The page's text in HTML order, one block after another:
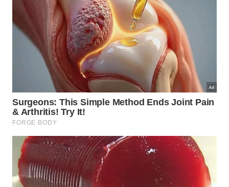
é especialmente interessante:
Hortaliças de fruto: tomates, pimentões,